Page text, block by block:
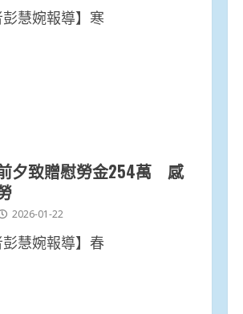
彭慧婉報導】寒
夕致贈慰勞金254萬 感
2026-01-22
彭慧婉報導】春